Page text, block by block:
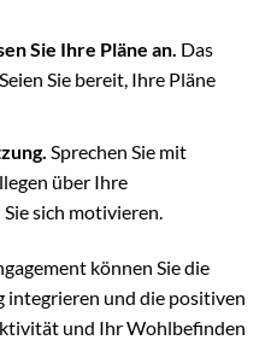
Sie Ihre Pläne an. Das
Sie bereit, Ihre Pläne
Sprechen Sie mit
über Ihre
sich motivieren.
können Sie die
und die positiven
und Ihr Wohlbefinden